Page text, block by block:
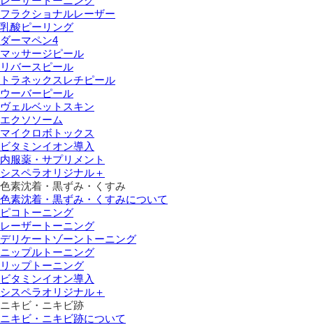
フラクショナルレーザー
乳酸ピーリング
ダーマペン4
マッサージピール
リバースピール
トラネックスレチピール
ウーバーピール
ヴェルベットスキン
エクソソーム
マイクロボトックス
ビタミンイオン導入
内服薬・サプリメント
シスペラオリジナル＋
色素沈着・黒ずみ・くすみ
色素沈着・黒ずみ・くすみについて
ピコトーニング
レーザートーニング
デリケートゾーントーニング
ニップルトーニング
リップトーニング
ビタミンイオン導入
シスペラオリジナル＋
ニキビ・ニキビ跡
ニキビ・ニキビ跡について